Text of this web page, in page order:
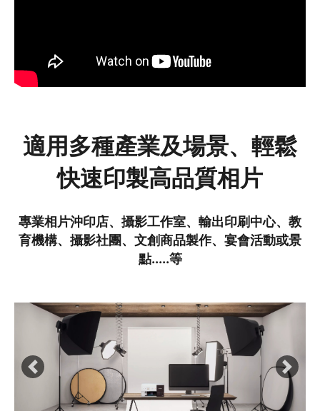
適用多種產業及場景、輕鬆
快速印製高品質相片
專業相片沖印店、攝影工作室、輸出印刷中心、教
育機構、攝影社團、文創商品製作、宴會活動或景
點.....等
Previous Next